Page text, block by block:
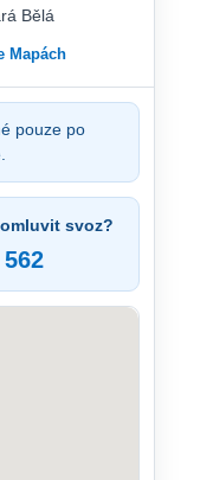
Bělá
Mapách
pouze po
svoz?